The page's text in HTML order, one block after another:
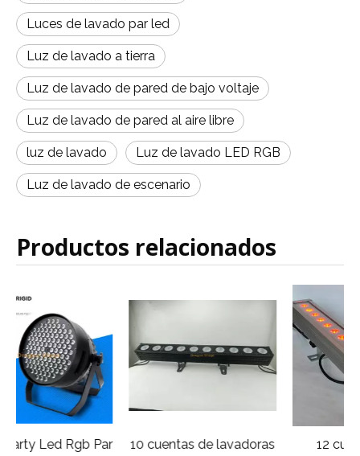
Luces de lavado par led
Luz de lavado a tierra
Luz de lavado de pared de bajo voltaje
Luz de lavado de pared al aire libre
luz de lavado Luz de lavado LED RGB
Luz de lavado de escenario
Productos relacionados
10 cuentas de lavadoras
12 cuentas 3 en 1